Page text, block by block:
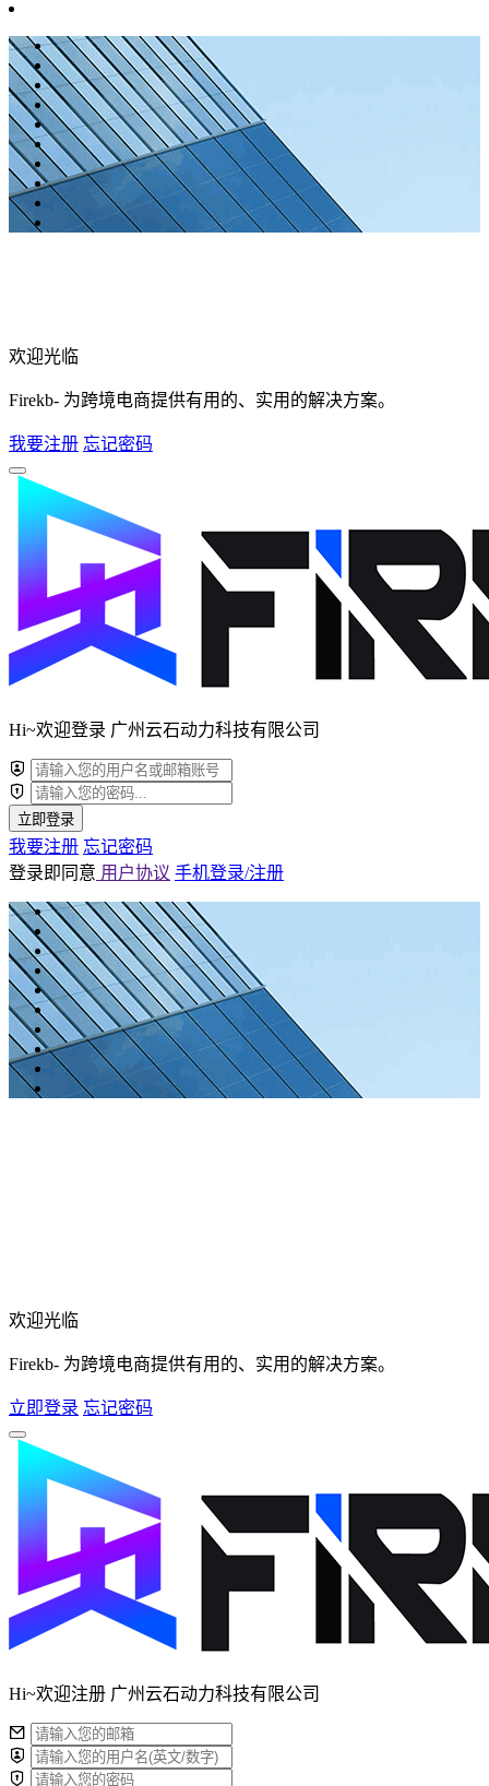
欢迎光临
Firekb- 为跨境电商提供有用的、实用的解决方案。
我要注册 忘记密码
Hi~欢迎登录 广州云石动力科技有限公司
立即登录
我要注册 忘记密码
登录即同意 用户协议 手机登录/注册
欢迎光临
Firekb- 为跨境电商提供有用的、实用的解决方案。
立即登录 忘记密码
Hi~欢迎注册 广州云石动力科技有限公司